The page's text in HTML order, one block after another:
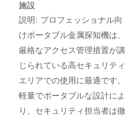
施設
説明: プロフェッショナル向
けポータブル金属探知機は、
厳格なアクセス管理措置が講
じられている高セキュリティ
エリアでの使用に最適です。
軽量でポータブルな設計によ
り、セキュリティ担当者は徹